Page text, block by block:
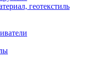
геотекстиль